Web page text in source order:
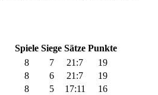
Spiele Siege Sätze Punkte
8 7 21:7
19
8 6 21:7
19
8 5 17:11
16